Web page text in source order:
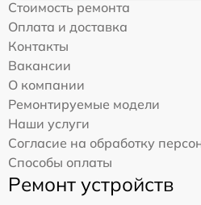
Стоимость ремонта
Оплата и доставка
Контакты
Вакансии
О компании
Ремонтируемые модели
Наши услуги
Согласие на обработку
Способы оплаты
Ремонт устройств